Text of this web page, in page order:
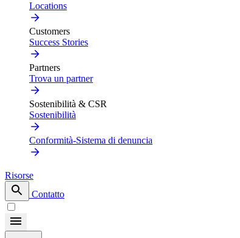
Locations
Customers
Success Stories
Partners
Trova un partner
Sostenibilità & CSR
Sostenibilità
Conformità-Sistema di denuncia
Risorse
Contatto